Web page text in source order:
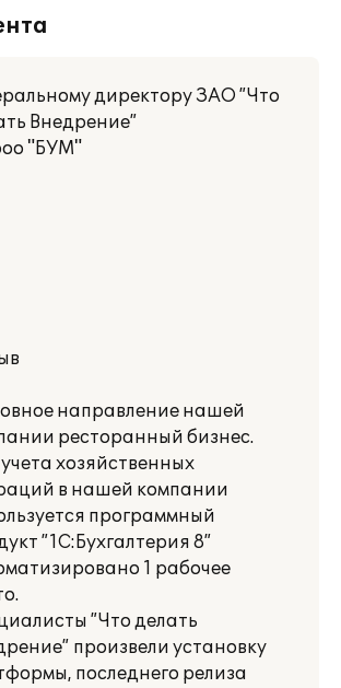
директору ЗАО ”Что
Внедрение”
"БУМ"
направление нашей
ресторанный бизнес.
хозяйственных
в нашей компании
программный
”1С:Бухгалтерия 8”
1 рабочее
”Что делать
произвели установку
последнего релиза